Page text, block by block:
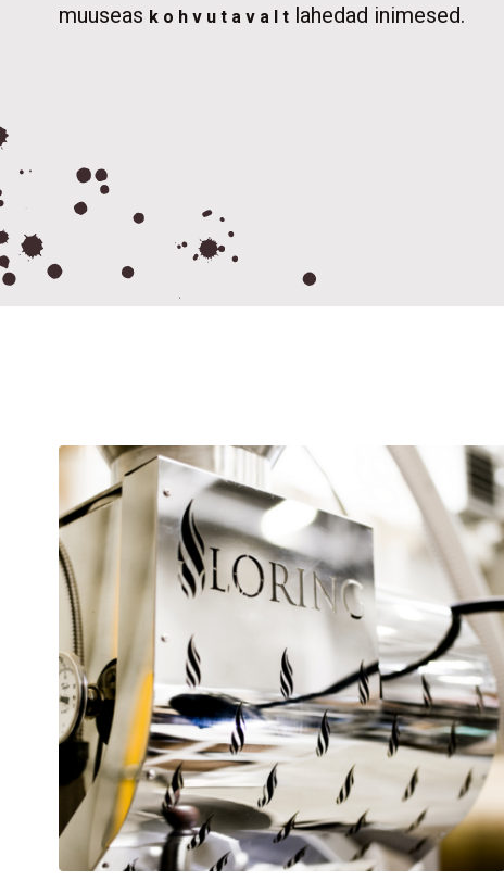
muuseas k o h v u t a v a l tlahedad inimesed.